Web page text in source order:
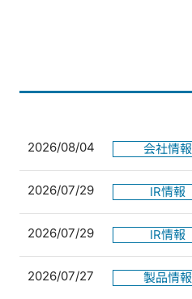
2026/08/04 会社情報
2026/07/29 IR情報
2026/07/29 IR情報
2026/07/27 製品情報